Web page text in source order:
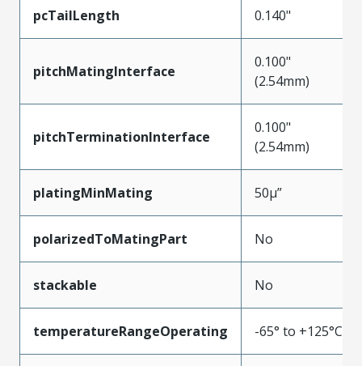
pcTailLength 0.140"
pitchMatingInterface
0.100"
(2.54mm)
pitchTerminationInterface
0.100"
(2.54mm)
platingMinMating 50µ”
polarizedToMatingPart No
stackable No
temperatureRangeOperating -65° to +125°C